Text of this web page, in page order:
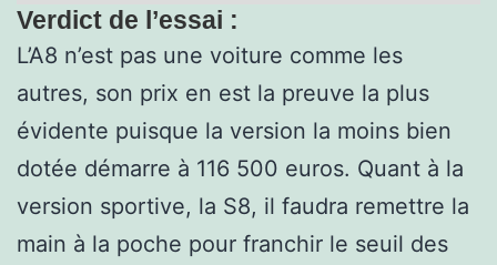
Verdict de l’essai :
L’A8 n’est pas une voiture comme les
autres, son prix en est la preuve la plus
évidente puisque la version la moins bien
dotée démarre à 116 500 euros. Quant à la
version sportive, la S8, il faudra remettre la
main à la poche pour franchir le seuil des